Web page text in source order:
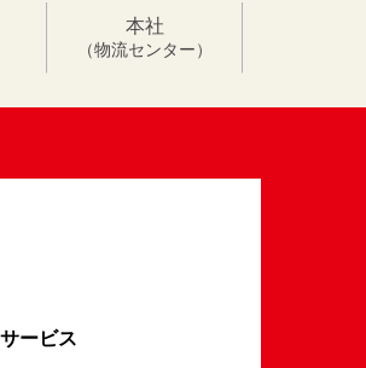
本社
（物流センター）
サービス